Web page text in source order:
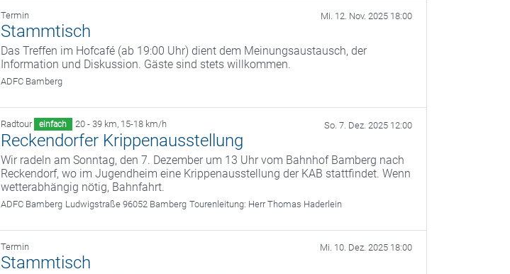
Termin Mi. 12. Nov. 2025 18:00
Stammtisch
Das Treffen im Hofcafé (ab 19:00 Uhr) dient dem Meinungsaustausch, der
Information und Diskussion. Gäste sind stets willkommen.
ADFC Bamberg
Radtour einfach 20 - 39 km, 15-18 km/h So. 7. Dez. 2025 12:00
Reckendorfer Krippenausstellung
Wir radeln am Sonntag, den 7. Dezember um 13 Uhr vom Bahnhof Bamberg nach
Reckendorf, wo im Jugendheim eine Krippenausstellung der KAB stattfindet. Wenn
wetterabhängig nötig, Bahnfahrt.
ADFC Bamberg Ludwigstraße 96052 Bamberg Tourenleitung: Herr Thomas Haderlein
Termin Mi. 10. Dez. 2025 18:00
Stammtisch